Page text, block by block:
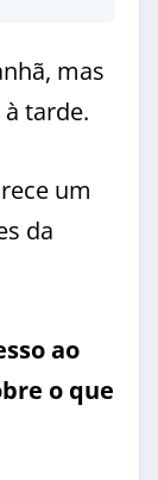
mas
tarde.
um
da
ao
o que